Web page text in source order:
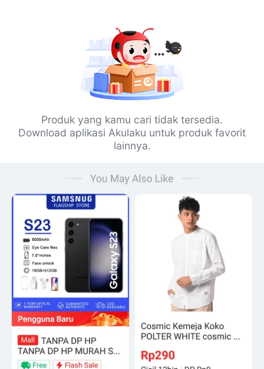
Produk yang kamu cari tidak tersedia.
Download aplikasi Akulaku untuk produk favorit
lainnya.